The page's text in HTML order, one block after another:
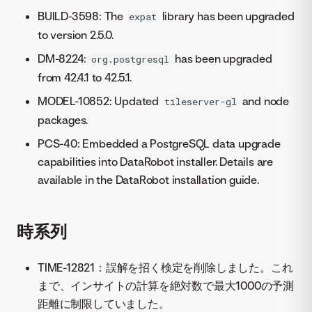
BUILD-3598: The expat library has been upgraded
to version 2.5.0.
DM-8224: org.postgresql has been upgraded
from 42.4.1 to 42.5.1.
MODEL-10852: Updated tileserver-gl and node
packages.
PCS-40: Embedded a PostgreSQL data upgrade
capabilities into DataRobot installer. Details are
available in the DataRobot installation guide.
時系列
TIME-12821：誤解を招く検定を削除しました。これ
まで、インサイトの計算を絶対数で最大1000の予測
距離に制限していました。